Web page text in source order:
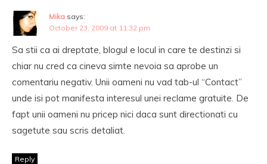
Mika says:
October 23, 2009 at 11:32 pm
Sa stii ca ai dreptate, blogul e locul in care te destinzi si
chiar nu cred ca cineva simte nevoia sa aprobe un
comentariu negativ. Unii oameni nu vad tab-ul “Contact”
unde isi pot manifesta interesul unei reclame gratuite. De
fapt unii oameni nu pricep nici daca sunt directionati cu
sagetute sau scris detaliat.
Reply